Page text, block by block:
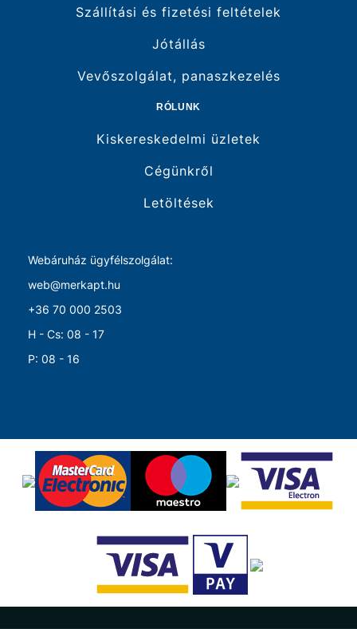
Szállítási és fizetési feltételek
Jótállás
Vevőszolgálat, panaszkezelés
RÓLUNK
Kiskereskedelmi üzletek
Cégünkről
Letöltések
Webáruház ügyfélszolgálat:
web@merkapt.hu
+36 70 000 2503
H - Cs: 08 - 17
P: 08 - 16